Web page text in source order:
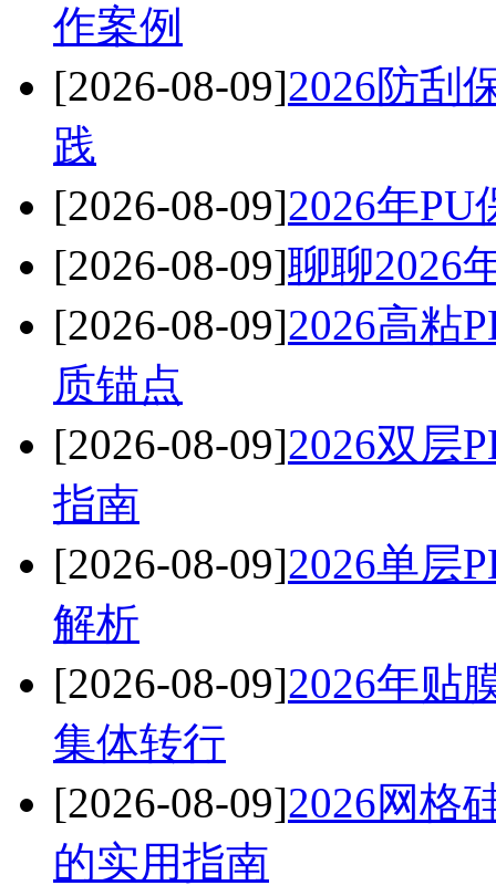
作案例
[2026-08-09]2026防刮
践
[2026-08-09]2026年
[2026-08-09]聊聊2026
[2026-08-09]2026高粘
质锚点
[2026-08-09]2026双层
指南
[2026-08-09]2026单层
解析
[2026-08-09]2026年贴
集体转行
[2026-08-09]2026网格
的实用指南